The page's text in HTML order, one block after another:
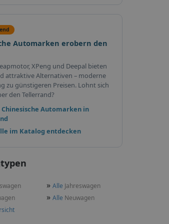
Automarken erobern den
XPeng und Deepal bieten
attraktive Alternativen – moderne
zu günstigeren Preisen. Lohnt sich
den Tellerrand?
Automarken in
im Katalog entdecken
» Alle Jahreswagen
» Alle Neuwagen